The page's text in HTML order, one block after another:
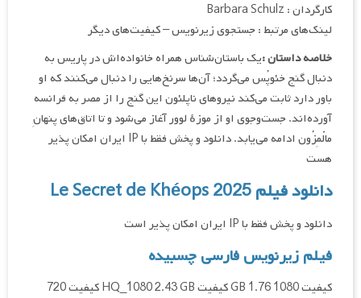
کارگردان : Barbara Schulz
لینک‌های مرتبط : جستجوی زیرنویس – کیفیت‌های دیگر
خلاصه داستان :یک باستان‌شناس همراه خانواده‌اش در پاریس به
دنبال گنج خئوپُس می‌گردد؛ آن‌ها سرنخ‌هایی را دنبال می‌کنند که او
باور دارد ثابت می‌کند نیروهای ناپلئون این گنج را از مصر به فرانسه
آورده‌اند. جست‌وجوی او از موزهٔ لوور آغاز می‌شود و تا اتاق‌های پنهانِ
مالْمِزُون ادامه می‌یابد. دانلود و پخش فقط با IP ایران امکان پذیر
هست
دانلود فیلم Le Secret de Khéops 2025
دانلود و پخش فقط با IP ایران امکان پذیر است
فیلم زیرنویس فارسی چسبیده
کیفیت 1080 1.76 GB کیفیت HQ_1080 2.43 GB کیفیت 720